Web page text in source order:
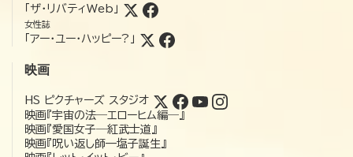
「ザ・リバティWeb」
女性誌
「アー・ユー・ハッピー?」
映画
HS ピクチャーズ スタジオ
映画『宇宙の法―エローヒム編―』
映画『愛国女子―紅武士道』
映画『呪い返し師—塩子誕生』